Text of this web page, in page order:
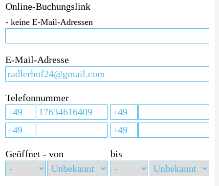
Online-Buchungslink
- keine E-Mail-Adressen
E-Mail-Adresse
Telefonnummer
Geöffnet - von bis